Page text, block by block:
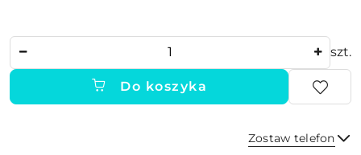
szt.
Do koszyka
Zostaw telefon